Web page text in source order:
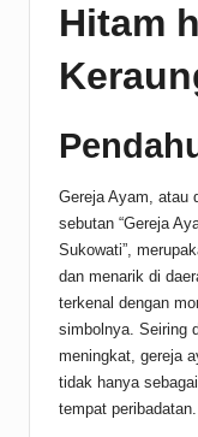
Hitam
Gereja Ayam, atau
sebutan “Gereja
Sukowati”,
dan menarik di
terkenal dengan
simbolnya. Seiring
meningkat, gereja
tidak hanya
tempat peribadatan.